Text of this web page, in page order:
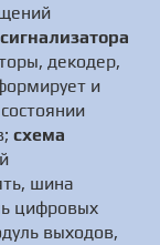
декодер,
и
схема
шина
цифровых
выходов,